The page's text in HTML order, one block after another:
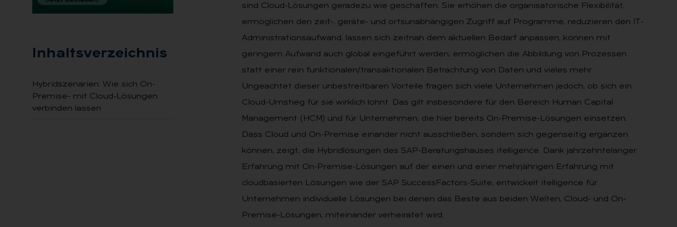
Inhaltsverzeichnis
Hybridszenarien: Wie sich On-
Premise- mit Cloud-Lösungen
verbinden lassen
sind Cloud-Lösungen geradezu wie geschaffen. Sie erhöhen die organisatorische Flexibilität,
ermöglichen den zeit-, geräte- und ortsunabhängigen Zugriff auf Programme, reduzieren den IT-
Administrationsaufwand, lassen sich zeitnah dem aktuellen Bedarf anpassen, können mit
geringem Aufwand auch global eingeführt werden, ermöglichen die Abbildung von Prozessen
statt einer rein funktionalen/transaktionalen Betrachtung von Daten und vieles mehr.
Ungeachtet dieser unbestreitbaren Vorteile fragen sich viele Unternehmen jedoch, ob sich ein
Cloud-Umstieg für sie wirklich lohnt. Das gilt insbesondere für den Bereich Human Capital
Management (HCM) und für Unternehmen, die hier bereits On-Premise-Lösungen einsetzen.
Dass Cloud und On-Premise einander nicht ausschließen, sondern sich gegenseitig ergänzen
können, zeigt, die Hybridlösungen des SAP-Beratungshauses itelligence. Dank jahrzehntelanger
Erfahrung mit On-Premise-Lösungen auf der einen und einer mehrjährigen Erfahrung mit
cloudbasierten Lösungen wie der SAP SuccessFactors-Suite, entwickelt itelligence für
Unternehmen individuelle Lösungen bei denen das Beste aus beiden Welten, Cloud- und On-
Premise-Lösungen, miteinander verheiratet wird.